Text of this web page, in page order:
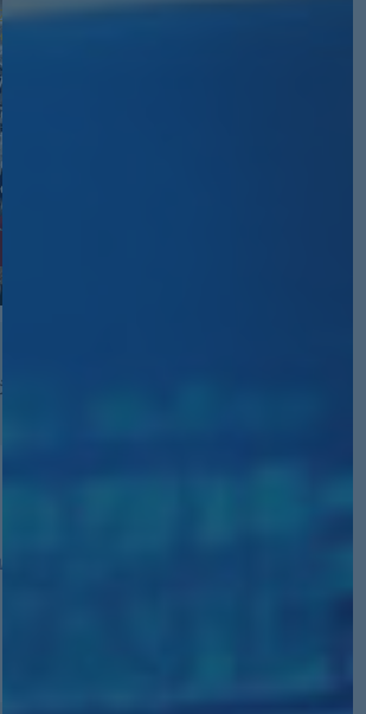
& 13. November 2026 in
Deutscher
Jahreskongress für
und